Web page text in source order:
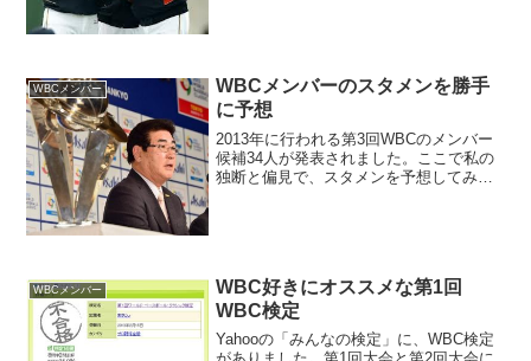
WBCメンバー
WBCメンバーのスタメンを勝手
に予想
2013年に行われる第3回WBCのメンバー
候補34人が発表されました。ここで私の
独断と偏見で、スタメンを予想してみた
WBCメンバー
WBC好きにオススメな第1回
WBC検定
Yahooの「みんなの検定」に、WBC検定